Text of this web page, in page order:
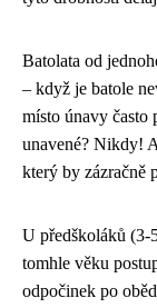
Batolata od
– když je batole
místo únavy často
unavené? Nikdy!
který by zázračně
U předškoláků (3-
tomhle věku
odpočinek po